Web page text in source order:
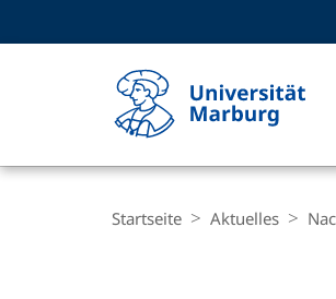
Philipps-
Navigation
Startseite Aktuelles